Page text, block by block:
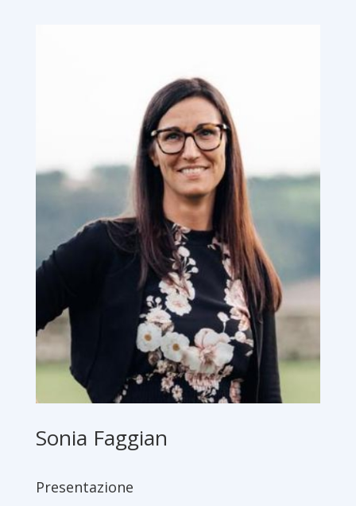
Sonia Faggian
Presentazione